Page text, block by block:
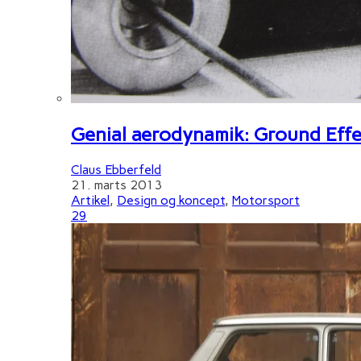
Genial aerodynamik: Ground
Claus Ebberfeld
21. marts 2013
Artikel, Design og koncept, Motorsport
29